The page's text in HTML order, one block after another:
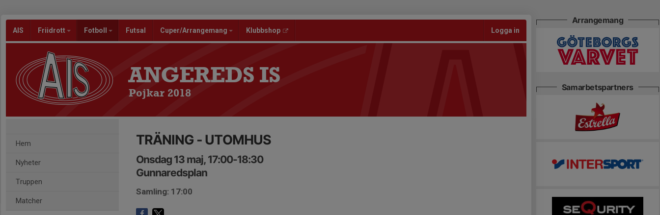
AIS Friidrott Fotboll Futsal Cuper/Arrangemang Klubbshop Logga in
ANGEREDS IS
Pojkar 2018
Hem
Nyheter
Truppen
Matcher
TRÄNING - UTOMHUS
Onsdag 13 maj, 17:00-18:30
Gunnaredsplan
Samling: 17:00
Arrangemang
Samarbetspartners